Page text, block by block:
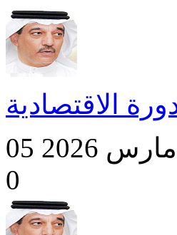
الاقتصادية
05 مارس 2026
0